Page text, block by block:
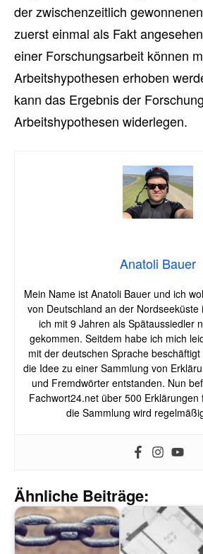
der zwischenzeitlich
zuerst einmal als Fakt
einer Forschungsarbeit können
Arbeitshypothesen erhoben
kann das Ergebnis der
Arbeitshypothesen widerlegen.
Anatoli Bauer
Mein Name ist Anatoli Bauer und ich
von Deutschland an der Nordseeküste
ich mit 9 Jahren als Spätaussiedler
gekommen. Seitdem habe ich mich
mit der deutschen Sprache
die Idee zu einer Sammlung von
und Fremdwörter entstanden. Nun
Fachwort24.net über 500
die Sammlung wird
Ähnliche Beiträge: